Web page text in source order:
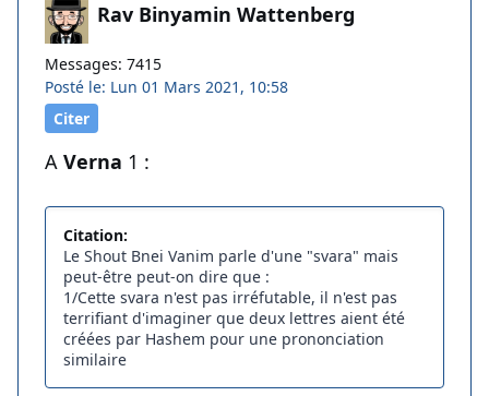
Rav Binyamin Wattenberg
Messages: 7415
Posté le: Lun 01 Mars 2021, 10:58
Citer
A Verna 1 :
Citation:
Le Shout Bnei Vanim parle d'une "svara" mais
peut-être peut-on dire que :
1/Cette svara n'est pas irréfutable, il n'est pas
terrifiant d'imaginer que deux lettres aient été
créées par Hashem pour une prononciation
similaire